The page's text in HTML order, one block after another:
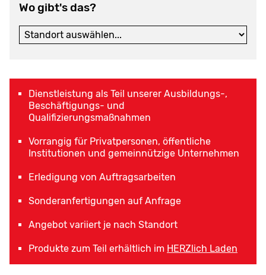
Wo gibt's das?
Dienstleistung als Teil unserer Ausbildungs-,
Beschäftigungs- und
Qualifizierungsmaßnahmen
Vorrangig für Privatpersonen, öffentliche
Institutionen und gemeinnützige Unternehmen
Erledigung von Auftragsarbeiten
Sonderanfertigungen auf Anfrage
Angebot variiert je nach Standort
Produkte zum Teil erhältlich im HERZlich Laden